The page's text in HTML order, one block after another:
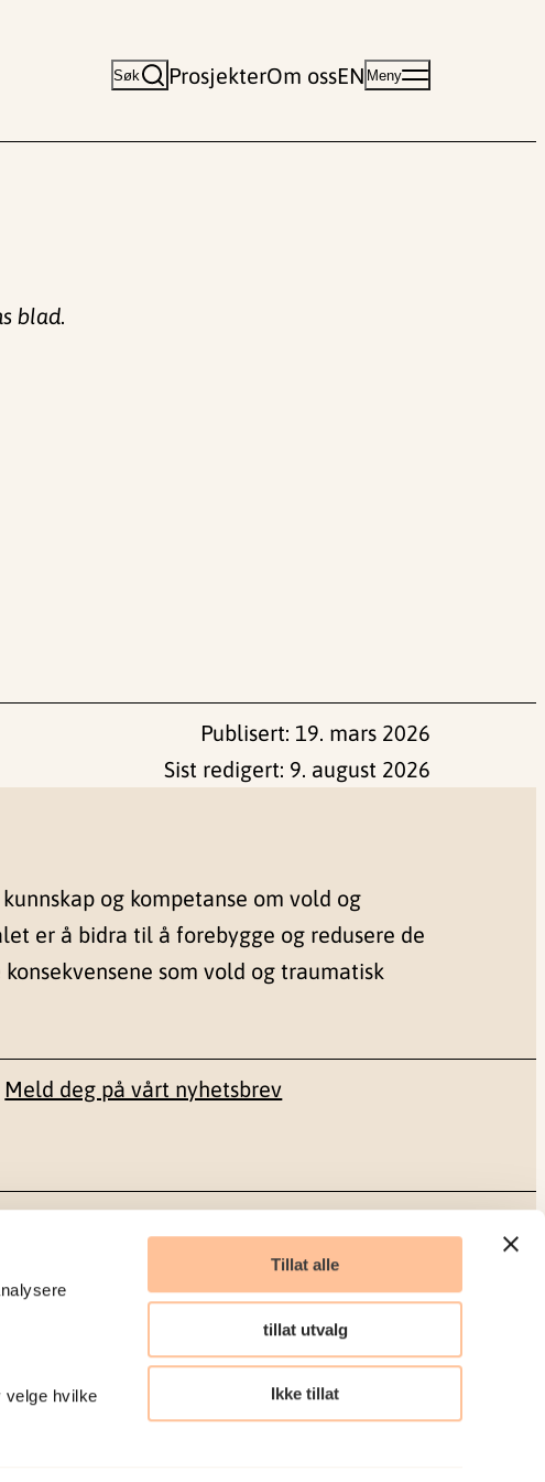
velge hvilke
Tillat alle
tillat utvalg
Ikke tillat
Søk ProsjekterOm ossEN Meny
blad.
Publisert: 19. mars 2026
Sist redigert: 9. august 2026
og kompetanse om vold og
er å bidra til å forebygge og redusere de
som vold og traumatisk
Meld deg på vårt nyhetsbrev
Sosiale medier
Facebook
LinkedIn